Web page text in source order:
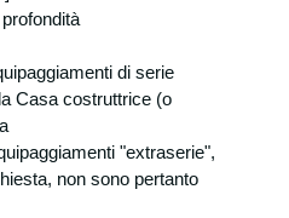
di serie
Casa costruttrice (o
"extraserie",
non sono pertanto